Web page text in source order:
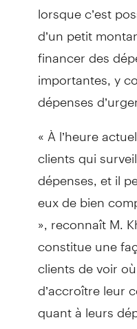
lorsque c’est
d’un petit
financer des
importantes, y
dépenses
« À l’heure
clients qui
dépenses, et il
eux de bien
», reconnaît M.
constitue une
clients de voir
d’accroître leur
quant à leurs